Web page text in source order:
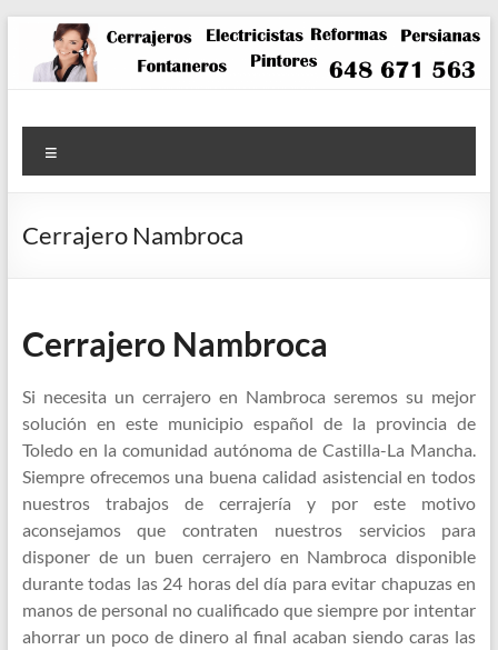
contenido
Cerrajero Nambroca
Cerrajero Nambroca
Si necesita un cerrajero en Nambroca seremos su mejor
solución en este municipio español de la provincia de
Toledo en la comunidad autónoma de Castilla-La Mancha.
Siempre ofrecemos una buena calidad asistencial en todos
nuestros trabajos de cerrajería y por este motivo
aconsejamos que contraten nuestros servicios para
disponer de un buen cerrajero en Nambroca disponible
durante todas las 24 horas del día para evitar chapuzas en
manos de personal no cualificado que siempre por intentar
ahorrar un poco de dinero al final acaban siendo caras las